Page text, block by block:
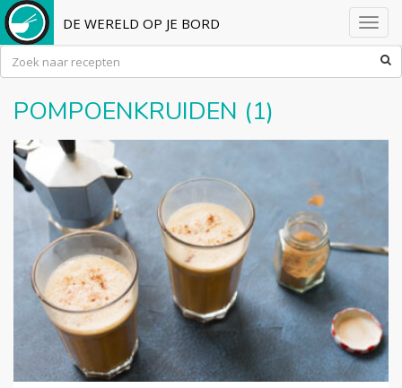
DE WERELD OP JE BORD
POMPOENKRUIDEN (1)